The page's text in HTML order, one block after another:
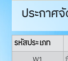
ประกาศ
รหัสประเภท